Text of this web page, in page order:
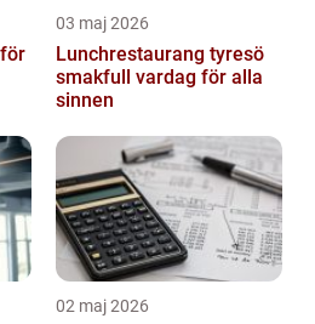
03 maj 2026
Lunchrestaurang tyresö
smakfull vardag för alla
sinnen
02 maj 2026